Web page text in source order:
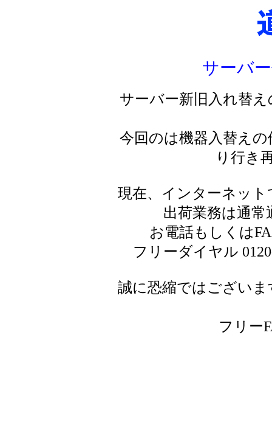
サーバ
サーバー新旧入れ替
今回のは機器入替え
り行き
現在、インターネッ
出荷業務は通
お電話もしくは
フリーダイヤル
誠に恐縮ではござい
フリー